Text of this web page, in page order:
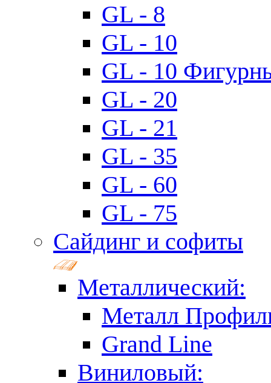
GL - 8
GL - 10
GL - 10
GL - 20
GL - 21
GL - 35
GL - 60
GL - 75
Сайдинг и софиты
Металлический:
Металл
Grand Line
Виниловый: